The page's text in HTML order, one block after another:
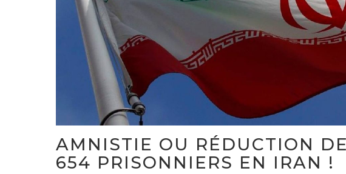
AMNISTIE OU RÉDUCTION
654 PRISONNIERS EN IRAN !